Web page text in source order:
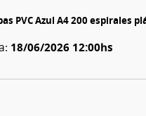
PVC Azul A4 200 espirales
18/06/2026 12:00hs